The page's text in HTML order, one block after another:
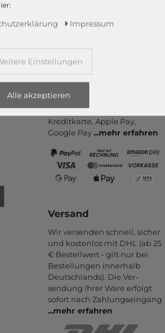
Zahlungsarten
PayPal, Kauf auf Rechnung,
Amazon Pay, Vor­kasse,
Kredit­karte, Apple Pay,
Google Pay...mehr erfahren
Versand
Wir versenden schnell, sicher
und kostenlos mit DHL (ab 25
€ Bestell­wert - gilt nur bei
Bestel­lungen inner­halb
Deutsch­lands). Die Ver­
sendung Ihrer Ware er­folgt
sofort nach Zahlungs­eingang
...mehr erfahren
Impressum
Einstellungen
Alle akzeptieren